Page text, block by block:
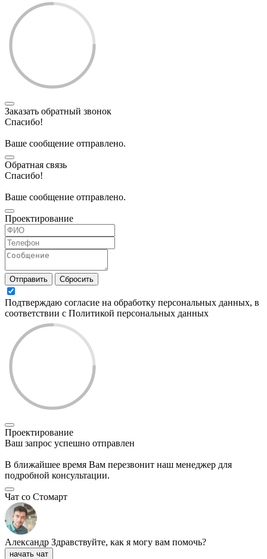
Заказать обратный звонок
Спасибо!
Ваше сообщение отправлено.
Обратная связь
Спасибо!
Ваше сообщение отправлено.
Проектирование
Отправить Сбросить
Подтверждаю согласие на обработку персональных данных, в
соответствии с Политикой персональных данных
Проектирование
Ваш запрос успешно отправлен
В ближайшее время Вам перезвонит наш менеджер для
подробной консультации.
Чат со Стомарт
Александр Здравствуйте, как я могу вам помочь?
начать чат